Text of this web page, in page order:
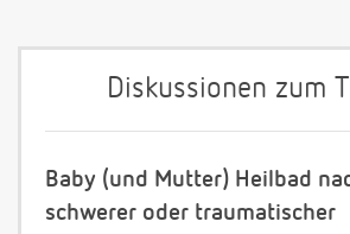
Diskussionen zum
Baby (und Mutter) Heilbad
schwerer oder traumatischer